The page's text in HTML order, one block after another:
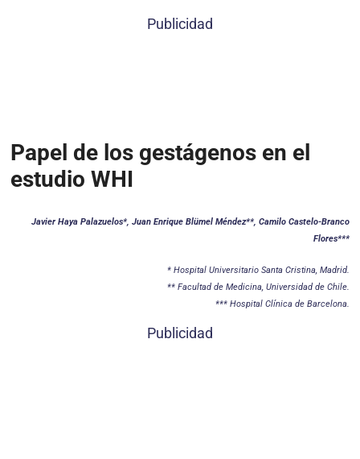
Publicidad
Papel de los gestágenos en el
estudio WHI
Javier Haya Palazuelos*, Juan Enrique Blümel Méndez**, Camilo Castelo-Branco
Flores***
* Hospital Universitario Santa Cristina, Madrid.
** Facultad de Medicina, Universidad de Chile.
*** Hospital Clínica de Barcelona.
Publicidad